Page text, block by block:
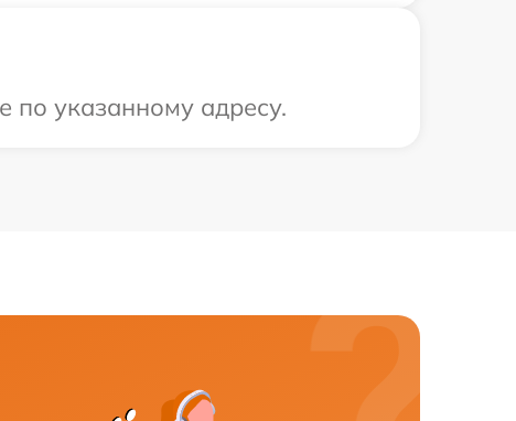
по указанному адресу.